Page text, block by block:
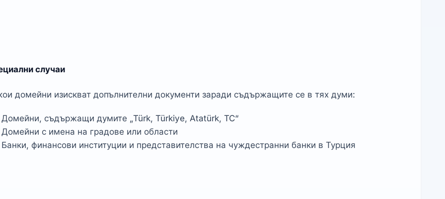
случаи
домейни изискват допълнителни документи заради съдържащите се в тях думи:
Домейни, съдържащи думите „Türk, Türkiye, Atatürk, TC“
Домейни с имена на градове или области
Банки, финансови институции и представителства на чуждестранни банки в Турция